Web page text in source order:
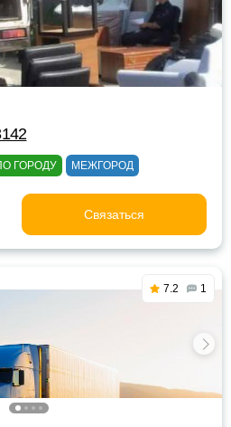
ГОРОДУ МЕЖГОРОД
Связаться
7.2 1